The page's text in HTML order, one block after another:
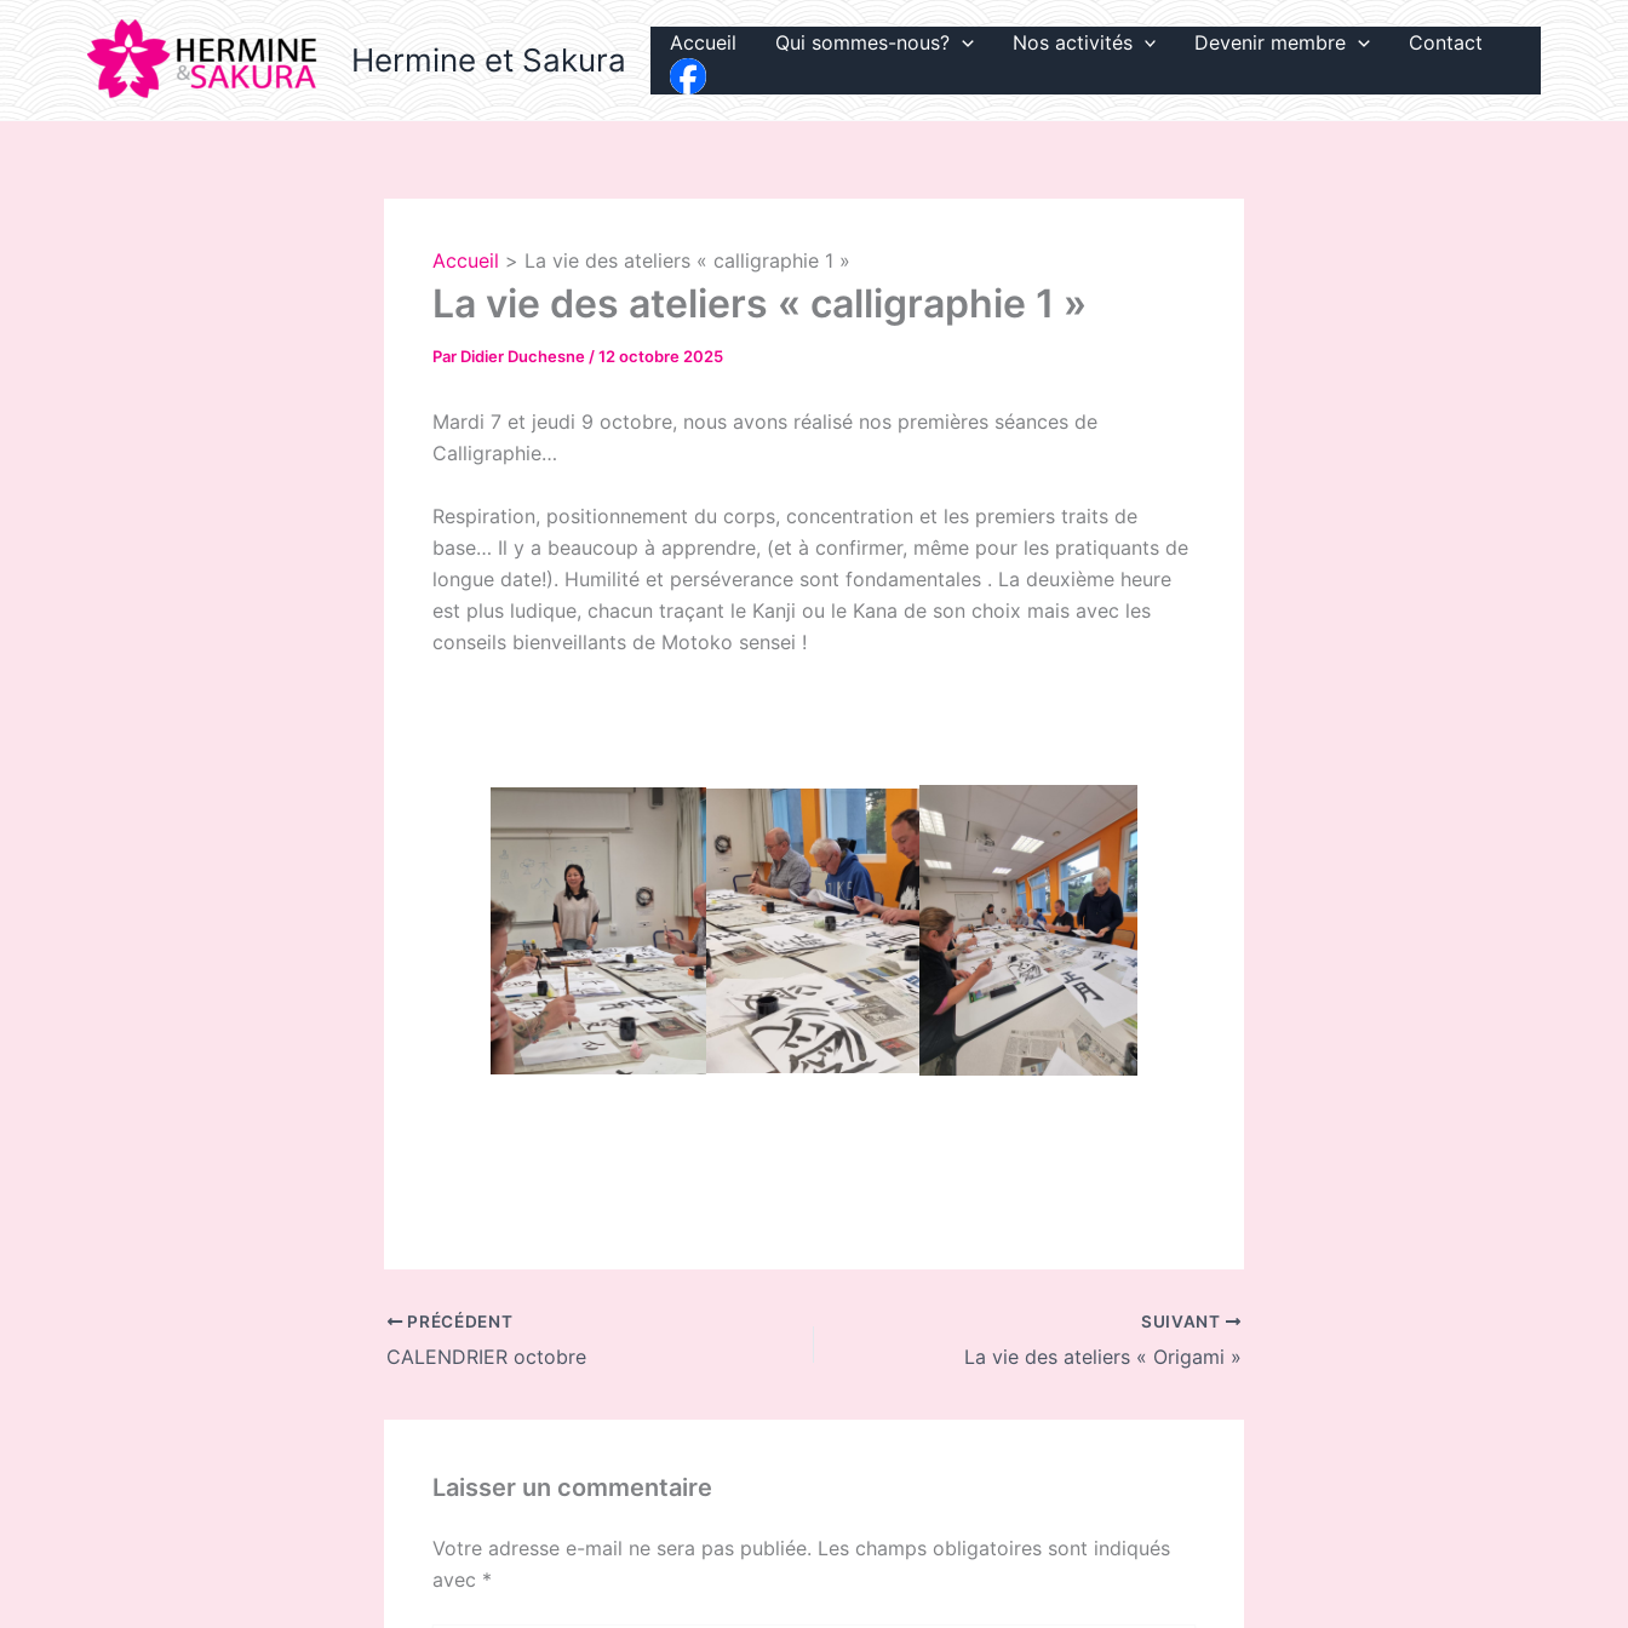
Hermine et Sakura Accueil Qui sommes-nous? Nos activités Devenir membre Contact
Accueil La vie des ateliers « calligraphie 1 »
La vie des ateliers « calligraphie 1 »
Par Didier Duchesne /12 octobre 2025
Mardi 7 et jeudi 9 octobre, nous avons réalisé nos premières séances de
Calligraphie…
Respiration, positionnement du corps, concentration et les premiers traits de
base… Il y a beaucoup à apprendre, (et à confirmer, même pour les pratiquants de
longue date!). Humilité et perséverance sont fondamentales . La deuxième heure
est plus ludique, chacun traçant le Kanji ou le Kana de son choix mais avec les
conseils bienveillants de Motoko sensei !
PRÉCÉDENT
CALENDRIER octobre
SUIVANT
La vie des ateliers « Origami »
Laisser un commentaire
Votre adresse e-mail ne sera pas publiée. Les champs obligatoires sont indiqués
avec *